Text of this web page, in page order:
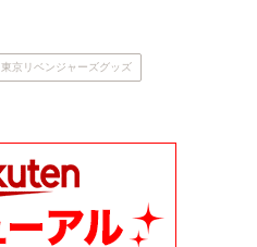
東京リベンジャーズグッズ